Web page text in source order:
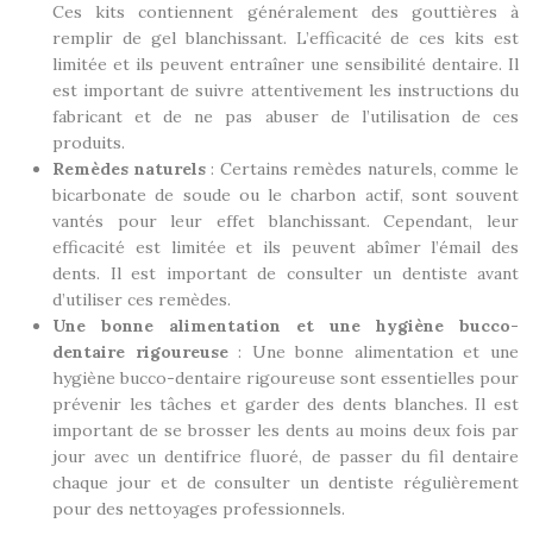
Ces kits contiennent généralement des gouttières à
remplir de gel blanchissant. L’efficacité de ces kits est
limitée et ils peuvent entraîner une sensibilité dentaire. Il
est important de suivre attentivement les instructions du
fabricant et de ne pas abuser de l’utilisation de ces
produits.
Remèdes naturels : Certains remèdes naturels, comme le
bicarbonate de soude ou le charbon actif, sont souvent
vantés pour leur effet blanchissant. Cependant, leur
efficacité est limitée et ils peuvent abîmer l’émail des
dents. Il est important de consulter un dentiste avant
d’utiliser ces remèdes.
Une bonne alimentation et une hygiène bucco-
dentaire rigoureuse : Une bonne alimentation et une
hygiène bucco-dentaire rigoureuse sont essentielles pour
prévenir les tâches et garder des dents blanches. Il est
important de se brosser les dents au moins deux fois par
jour avec un dentifrice fluoré, de passer du fil dentaire
chaque jour et de consulter un dentiste régulièrement
pour des nettoyages professionnels.